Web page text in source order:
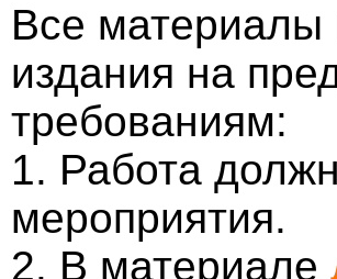
Все материалы
издания на
требованиям:
1. Работа
мероприятия.
2. В материале